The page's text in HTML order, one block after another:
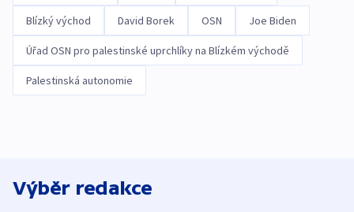
Blízký východ David Borek OSN Joe Biden
Úřad OSN pro palestinské uprchlíky na Blízkém východě
Palestinská autonomie
Výběr redakce